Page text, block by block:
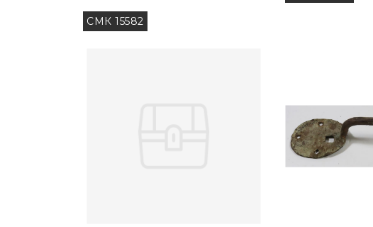
СМК 15582